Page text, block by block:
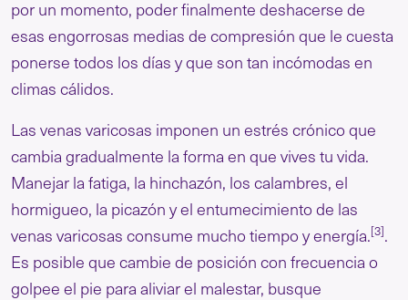
por un momento, poder finalmente deshacerse de
esas engorrosas medias de compresión que le cuesta
ponerse todos los días y que son tan incómodas en
climas cálidos.
Las venas varicosas imponen un estrés crónico que
cambia gradualmente la forma en que vives tu vida.
Manejar la fatiga, la hinchazón, los calambres, el
hormigueo, la picazón y el entumecimiento de las
venas varicosas consume mucho tiempo y energía.[3].
Es posible que cambie de posición con frecuencia o
golpee el pie para aliviar el malestar, busque